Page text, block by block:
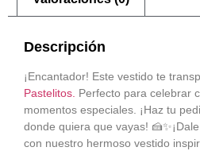
Descripción
¡Encantador! Este vestido te
Pastelitos. Perfecto para celebrar
momentos especiales. ¡Haz tu
donde quiera que vayas!
con nuestro hermoso vestido